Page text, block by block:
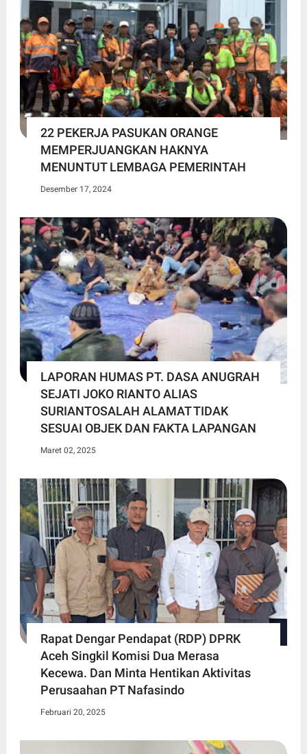
22 PEKERJA PASUKAN ORANGE
MEMPERJUANGKAN HAKNYA
MENUNTUT LEMBAGA PEMERINTAH
Desember 17, 2024
LAPORAN HUMAS PT. DASA ANUGRAH
SEJATI JOKO RIANTO ALIAS
SURIANTOSALAH ALAMAT TIDAK
SESUAI OBJEK DAN FAKTA LAPANGAN
Maret 02, 2025
Rapat Dengar Pendapat (RDP) DPRK
Aceh Singkil Komisi Dua Merasa
Kecewa. Dan Minta Hentikan Aktivitas
Perusaahan PT Nafasindo
Februari 20, 2025